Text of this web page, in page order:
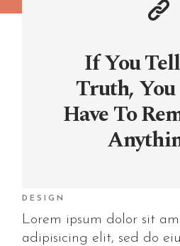
If You
Truth, You
Have To
DESIGN
Lorem ipsum dolor sit
adipisicing elit, sed do